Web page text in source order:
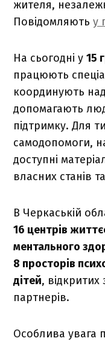
жителя,
Повідомляютьу
На сьогодні у15
працюють
координують
допомагають
підтримку. Для
самодопомоги,
доступні
власних станів
В Черкаській
16 центрів
ментального
8 просторів
дітей,
партнерів.
Особлива увага